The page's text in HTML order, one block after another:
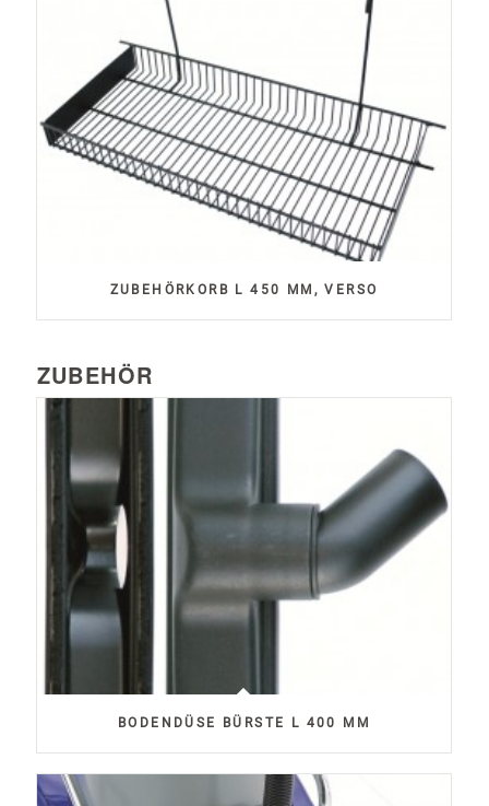
ZUBEHÖRKORB L 450 MM, VERSO
ZUBEHÖR
BODENDÜSE BÜRSTE L 400 MM